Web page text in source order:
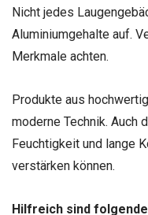
Nicht jedes
Aluminiumgehalte auf.
Merkmale achten.
Produkte aus
moderne Technik. Auch
Feuchtigkeit und lange
verstärken können.
Hilfreich sind